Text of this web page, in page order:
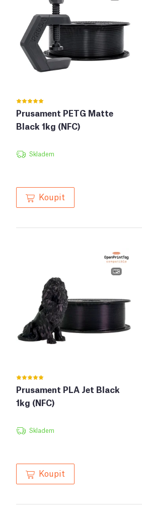
Prusament PETG Matte
Black 1kg (NFC)
Skladem
Koupit
Prusament PLA Jet Black
1kg (NFC)
Skladem
Koupit